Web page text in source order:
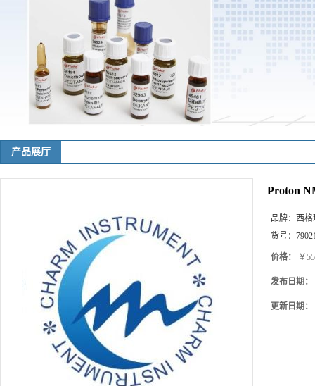
产品展厅
Proton
品牌： 西格
货号：
价格： ￥
发布日期：
更新日期：